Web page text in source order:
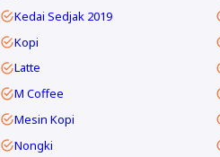
Kedai Sedjak 2019
Kopi
Latte
M Coffee
Mesin Kopi
Nongki